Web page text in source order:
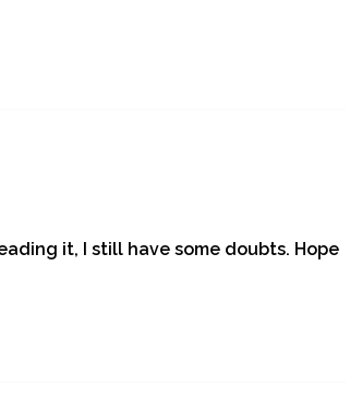
it, I still have some doubts. Hope